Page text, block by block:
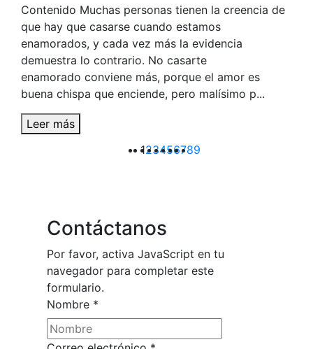
Contenido Muchas personas tienen la creencia de
que hay que casarse cuando estamos
enamorados, y cada vez más la evidencia
demuestra lo contrario. No casarte
enamorado conviene más, porque el amor es
buena chispa que enciende, pero malísimo p...
Leer más
123456789
Contáctanos
Por favor, activa JavaScript en tu
navegador para completar este
formulario.
Nombre *